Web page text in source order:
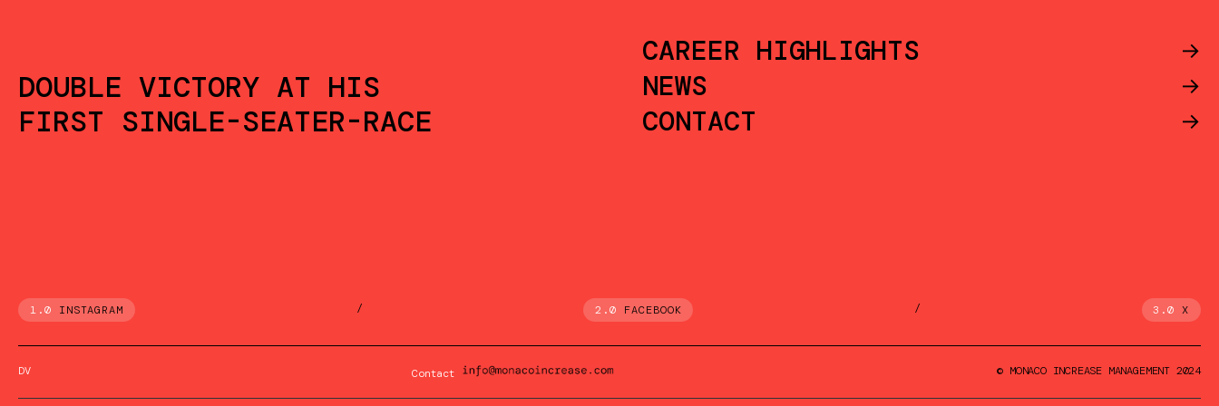
DOUBLE VICTORY AT HIS
FIRST SINGLE-SEATER-RACE
CAREER HIGHLIGHTS ->
NEWS ->
CONTACT ->
1.0 INSTAGRAM / 2.0 FACEBOOK / 3.0X
DV Contact © MONACO INCREASE MANAGEMENT 2024